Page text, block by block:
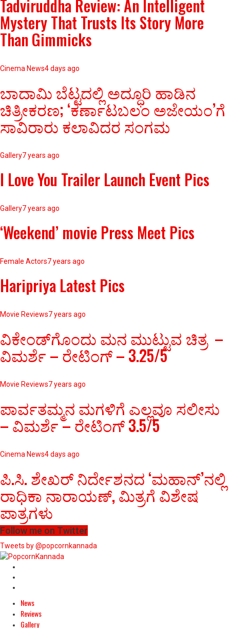
Tadviruddha Review: An Intelligent
Mystery That Trusts Its Story More
Than Gimmicks
Cinema News4 days ago
ಬಾದಾಮಿ ಬೆಟ್ಟದಲ್ಲಿ ಅದ್ಧೂರಿ ಹಾಡಿನ
ಚಿತ್ರೀಕರಣ; ‘ಕರ್ಣಾಟಬಲಂ ಅಜೇಯಂ’ಗೆ
ಸಾವಿರಾರು ಕಲಾವಿದರ ಸಂಗಮ
Gallery7 years ago
I Love You Trailer Launch Event Pics
Gallery7 years ago
‘Weekend’ movie Press Meet Pics
Female Actors7 years ago
Haripriya Latest Pics
Movie Reviews7 years ago
ವಿಕೇಂಡ್‌ಗೊಂದು ಮನ ಮುಟ್ಟುವ ಚಿತ್ರ –
ವಿಮರ್ಶೆ – ರೇಟಿಂಗ್ – 3.25/5
Movie Reviews7 years ago
ಪಾರ್ವತಮ್ಮನ ಮಗಳಿಗೆ ಎಲ್ಲವೂ ಸಲೀಸು
– ವಿಮರ್ಶೆ – ರೇಟಿಂಗ್ 3.5/5
Cinema News4 days ago
ಪಿ.ಸಿ. ಶೇಖರ್ ನಿರ್ದೇಶನದ ‘ಮಹಾನ್’ನಲ್ಲಿ
ರಾಧಿಕಾ ನಾರಾಯಣ್, ಮಿತ್ರಗೆ ವಿಶೇಷ
ಪಾತ್ರಗಳು
Follow me on Twitter
Tweets by @popcornkannada
News
Reviews
Gallery